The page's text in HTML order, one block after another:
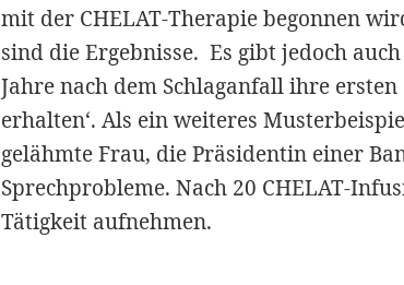
mit der CHELAT-Therapie begonnen
sind die Ergebnisse. Es gibt jedoch
Jahre nach dem Schlaganfall ihre
erhalten‘. Als ein weiteres
gelähmte Frau, die Präsidentin einer
Sprechprobleme. Nach 20 CHELAT-
Tätigkeit aufnehmen.